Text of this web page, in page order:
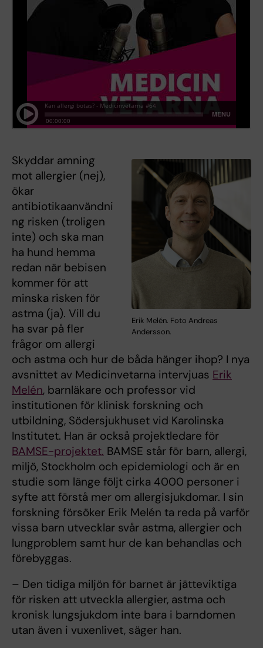
Erik Melén. Foto Andreas
Andersson.
Skyddar amning
mot allergier (nej),
ökar
antibiotikaanvändni
ng risken (troligen
inte) och ska man
ha hund hemma
redan när bebisen
kommer för att
minska risken för
astma (ja). Vill du
ha svar på fler
frågor om allergi
och astma och hur de båda hänger ihop? I nya
avsnittet av Medicinvetarna intervjuas Erik
Melén, barnläkare och professor vid
institutionen för klinisk forskning och
utbildning, Södersjukhuset vid Karolinska
Institutet. Han är också projektledare för
BAMSE-projektet. BAMSE står för barn, allergi,
miljö, Stockholm och epidemiologi och är en
studie som länge följt cirka 4000 personer i
syfte att förstå mer om allergisjukdomar. I sin
forskning försöker Erik Melén ta reda på varför
vissa barn utvecklar svår astma, allergier och
lungproblem samt hur de kan behandlas och
förebyggas.
– Den tidiga miljön för barnet är jätteviktiga
för risken att utveckla allergier, astma och
kronisk lungsjukdom inte bara i barndomen
utan även i vuxenlivet, säger han.